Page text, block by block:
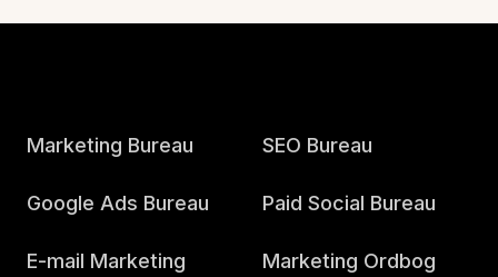
Marketing Bureau SEO Bureau
Google Ads Bureau Paid Social Bureau
E-mail Marketing
Marketing Ordbog